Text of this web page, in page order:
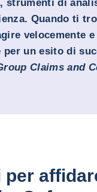
strumenti di
Quando ti
velocemente
per un esito di
Claims and